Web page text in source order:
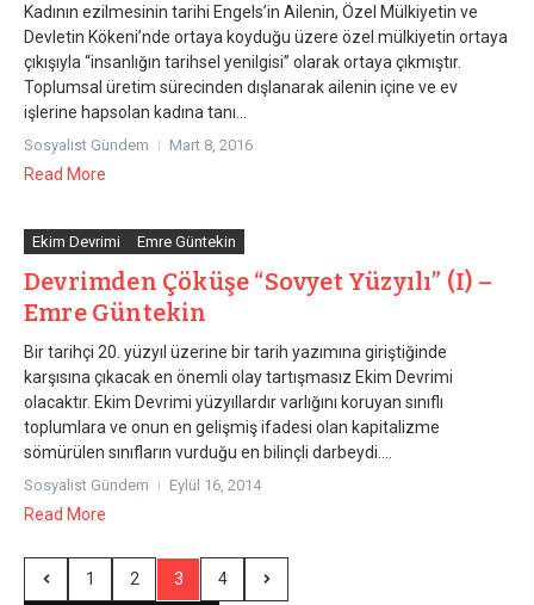
Kadının ezilmesinin tarihi Engels’in Ailenin, Özel Mülkiyetin ve
Devletin Kökeni’nde ortaya koyduğu üzere özel mülkiyetin ortaya
çıkışıyla “insanlığın tarihsel yenilgisi” olarak ortaya çıkmıştır.
Toplumsal üretim sürecinden dışlanarak ailenin içine ve ev
işlerine hapsolan kadına tanı...
Sosyalist Gündem Mart 8, 2016
Read More
Ekim Devrimi Emre Güntekin
Devrimden Çöküşe “Sovyet Yüzyılı” (I) –
Emre Güntekin
Bir tarihçi 20. yüzyıl üzerine bir tarih yazımına giriştiğinde
karşısına çıkacak en önemli olay tartışmasız Ekim Devrimi
olacaktır. Ekim Devrimi yüzyıllardır varlığını koruyan sınıflı
toplumlara ve onun en gelişmiş ifadesi olan kapitalizme
sömürülen sınıfların vurduğu en bilinçli darbeydi....
Sosyalist Gündem Eylül 16, 2014
Read More
1 2 3 4